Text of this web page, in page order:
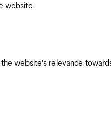
website.
website's relevance